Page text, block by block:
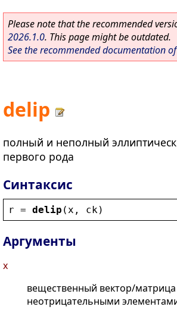
Please note that the recommended
2026.1.0. This page might be outdated.
See the recommended documentation
delip
полный и неполный
первого рода
Синтаксис
r = delip ( x , ck )
Аргументы
x
вещественный вектор/матрица
неотрицательными